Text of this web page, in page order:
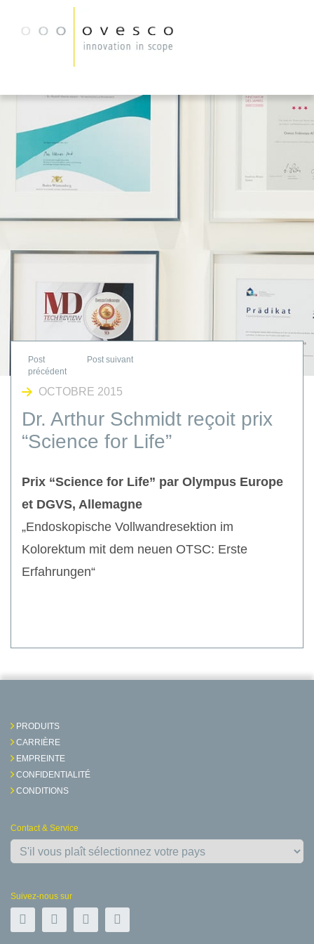
OCTOBRE 2015
Dr. Arthur Schmidt reçoit prix
“Science for Life”
Prix “Science for Life” par Olympus Europe
et DGVS, Allemagne
„Endoskopische Vollwandresektion im
Kolorektum mit dem neuen OTSC: Erste
Erfahrungen“
PRODUITS
CARRIÈRE
EMPREINTE
CONFIDENTIALITÉ
CONDITIONS
Contact & Service
Suivez-nous sur